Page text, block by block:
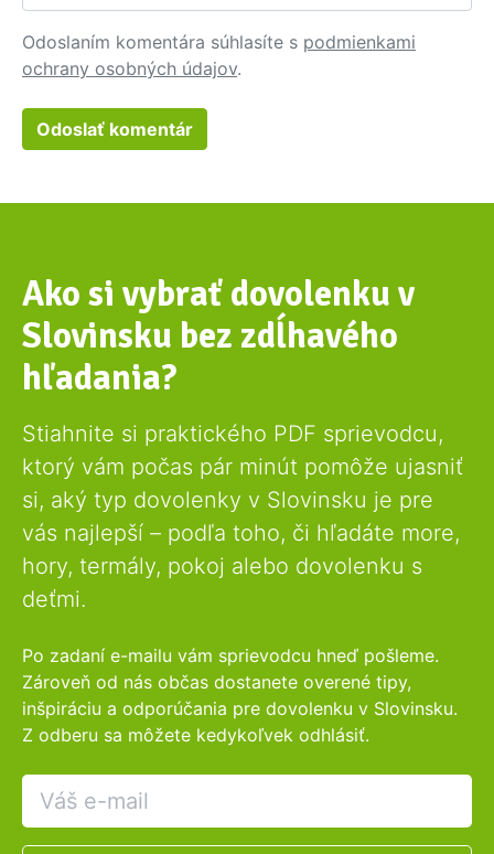
Odoslaním komentára súhlasíte s podmienkami
ochrany osobných údajov.
Odoslať komentár
Ako si vybrať dovolenku v
Slovinsku bez zdĺhavého
hľadania?
Stiahnite si praktického PDF sprievodcu,
ktorý vám počas pár minút pomôže ujasniť
si, aký typ dovolenky v Slovinsku je pre
vás najlepší – podľa toho, či hľadáte more,
hory, termály, pokoj alebo dovolenku s
deťmi.
Po zadaní e-mailu vám sprievodcu hneď pošleme.
Zároveň od nás občas dostanete overené tipy,
inšpiráciu a odporúčania pre dovolenku v Slovinsku.
Z odberu sa môžete kedykoľvek odhlásiť.